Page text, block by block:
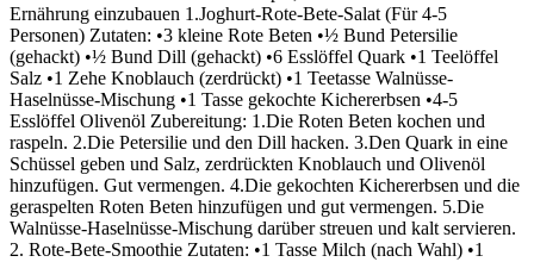
Ernährung einzubauen 1.Joghurt-Rote-Bete-Salat (Für 4-5
Personen) Zutaten: •3 kleine Rote Beten •½ Bund Petersilie
(gehackt) •½ Bund Dill (gehackt) •6 Esslöffel Quark •1 Teelöffel
Salz •1 Zehe Knoblauch (zerdrückt) •1 Teetasse Walnüsse-
Haselnüsse-Mischung •1 Tasse gekochte Kichererbsen •4-5
Esslöffel Olivenöl Zubereitung: 1.Die Roten Beten kochen und
raspeln. 2.Die Petersilie und den Dill hacken. 3.Den Quark in eine
Schüssel geben und Salz, zerdrückten Knoblauch und Olivenöl
hinzufügen. Gut vermengen. 4.Die gekochten Kichererbsen und die
geraspelten Roten Beten hinzufügen und gut vermengen. 5.Die
Walnüsse-Haselnüsse-Mischung darüber streuen und kalt servieren.
2. Rote-Bete-Smoothie Zutaten: •1 Tasse Milch (nach Wahl) •1